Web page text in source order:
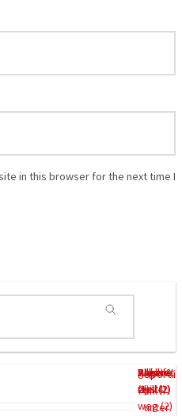
in this browser for the next time I
Allgem
ein (4)
Sportli
ch
unter
ganz
weit
weg (2)
Relax &
Chill (2)
Städtet
rips (2)
Wildlife
(1)